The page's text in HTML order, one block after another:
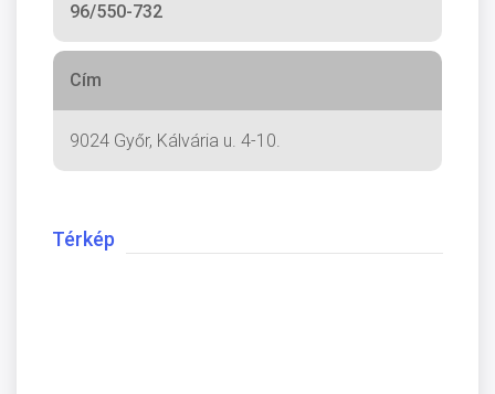
96/550-732
Cím
9024 Győr, Kálvária u. 4-10.
Térkép